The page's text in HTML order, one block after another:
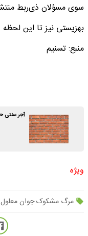
سوی مسؤلان ذی‌ربط
بهزیستی نیز تا این
منبع: تسنیم
آجر سنتی حیدری 3 نسل
ویژه
مرگ مشکوک جوان معلول